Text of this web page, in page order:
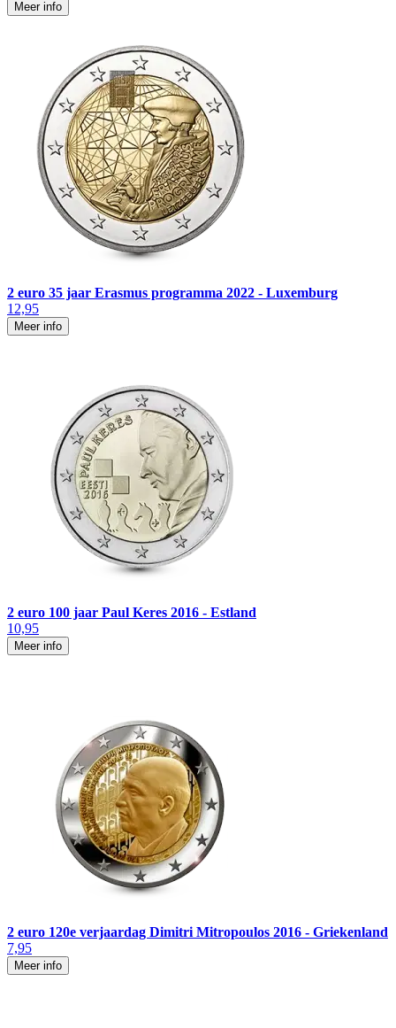
Meer info
2 euro 35 jaar Erasmus programma 2022 - Luxemburg
12,95
Meer info
2 euro 100 jaar Paul Keres 2016 - Estland
10,95
Meer info
2 euro 120e verjaardag Dimitri Mitropoulos 2016 - Griekenland
7,95
Meer info